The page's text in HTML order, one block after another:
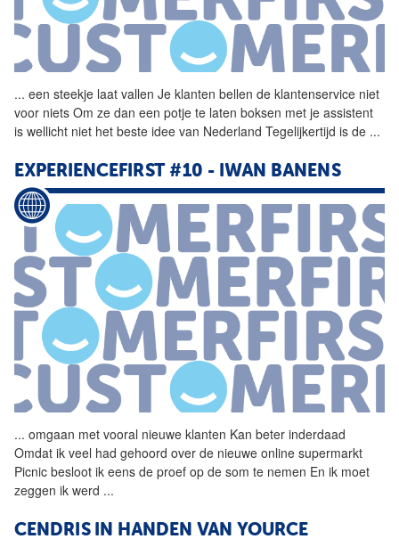
... een steekje laat vallen Je klanten bellen de klantenservice niet
voor niets Om ze dan een potje te laten boksen met je assistent
is wellicht niet het beste idee van Nederland Tegelijkertijd is de ...
EXPERIENCEFIRST #10 - IWAN BANENS
... omgaan met vooral nieuwe klanten Kan beter inderdaad
Omdat ik veel had gehoord over de nieuwe online supermarkt
Picnic besloot ik eens de proef op de som te nemen En ik moet
zeggen ik werd ...
CENDRIS IN HANDEN VAN YOURCE